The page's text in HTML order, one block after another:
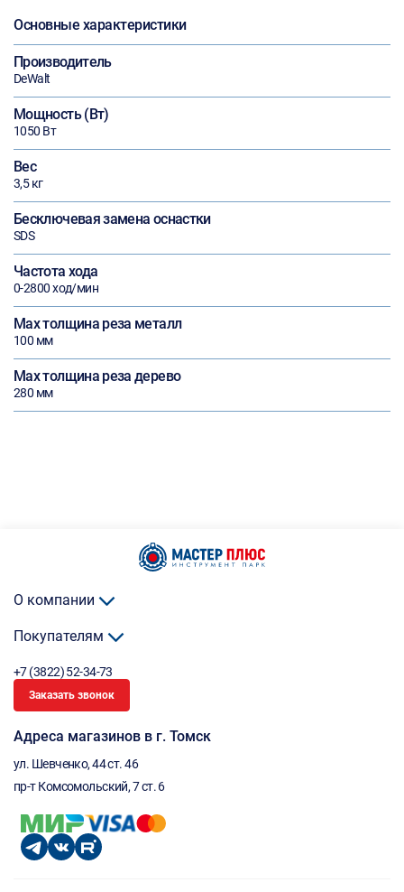
Основные характеристики
Производитель
DeWalt
Мощность (Вт)
1050 Вт
Вес
3,5 кг
Бесключевая замена оснастки
SDS
Частота хода
0-2800 ход/мин
Max толщина реза металл
100 мм
Max толщина реза дерево
280 мм
О компании
Покупателям
+7 (3822) 52-34-73
Заказать звонок
Адреса магазинов в г. Томск
ул. Шевченко, 44 ст. 46
пр-т Комсомольский, 7 ст. 6